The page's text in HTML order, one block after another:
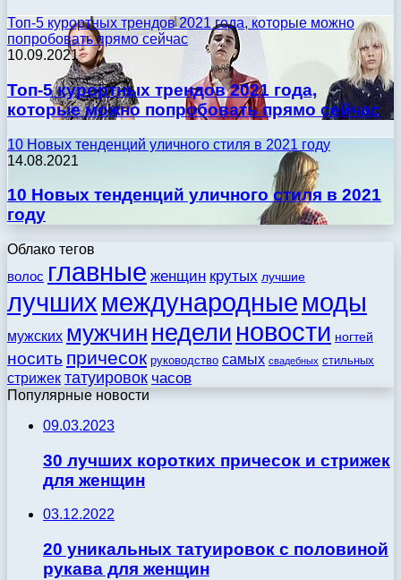
Топ-5 курортных трендов 2021 года, которые можно
попробовать прямо сейчас
10.09.2021
Топ-5 курортных трендов 2021 года,
которые можно попробовать прямо сейчас
10 Новых тенденций уличного стиля в 2021 году
14.08.2021
10 Новых тенденций уличного стиля в 2021
году
Облако тегов
волос главные женщин крутых лучшие
лучших международные моды
мужских мужчин недели новости ногтей
носить причесок руководство самых свадебных стильных
стрижек татуировок часов
Популярные новости
09.03.2023
30 лучших коротких причесок и стрижек
для женщин
03.12.2022
20 уникальных татуировок с половиной
рукава для женщин